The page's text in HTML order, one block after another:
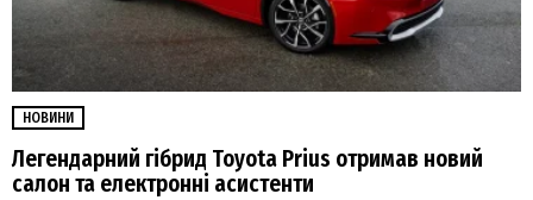
НОВИНИ
Легендарний гібрид Toyota Prius отримав новий
салон та електронні асистенти